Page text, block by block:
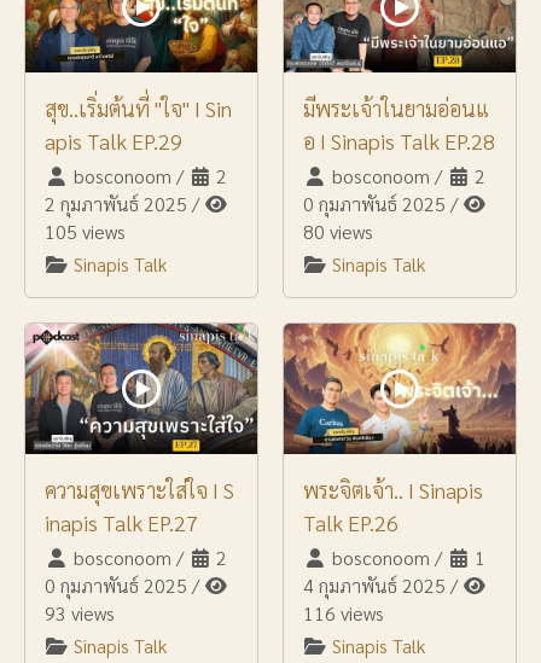
สุข..เริ่มต้นที่ "ใจ" I Sin
apis Talk EP.29
bosconoom /
2
2 กุมภาพันธ์ 2025 /
105 views
Sinapis Talk
มีพระเจ้าในยามอ่อนแ
อ I Sinapis Talk EP.28
bosconoom /
2
0 กุมภาพันธ์ 2025 /
80 views
Sinapis Talk
ความสุขเพราะใส่ใจ I S
inapis Talk EP.27
bosconoom /
2
0 กุมภาพันธ์ 2025 /
93 views
Sinapis Talk
พระจิตเจ้า.. I Sinapis
Talk EP.26
bosconoom /
1
4 กุมภาพันธ์ 2025 /
116 views
Sinapis Talk